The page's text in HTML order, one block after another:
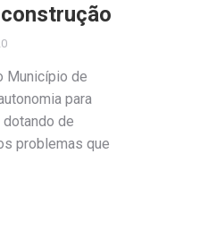
Município de
para
de
problemas que